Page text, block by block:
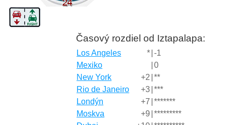
Časový rozdiel od Iztapalapa:
Los Angeles * -1
Mexiko
0
New York
+2 **
Rio de Janeiro
+3 ***
Londýn
+7 *******
Moskva
+9 *********